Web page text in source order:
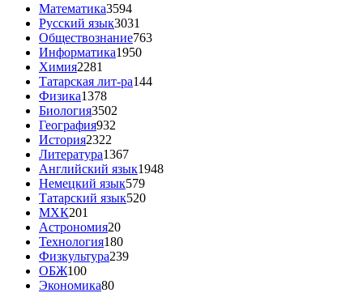
Математика3594
Русский язык3031
Обществознание763
Информатика1950
Химия2281
Татарская лит-ра144
Физика1378
Биология3502
География932
История2322
Литература1367
Английский язык1948
Немецкий язык579
Татарский язык520
МХК201
Астрономия20
Технология180
Физкультура239
ОБЖ100
Экономика80